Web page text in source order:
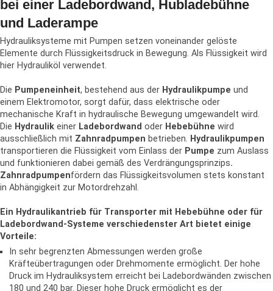
bei einer Ladebordwand, Hubladebühne
und Laderampe
Hydrauliksysteme mit Pumpen setzen voneinander gelöste
Elemente durch Flüssigkeitsdruck in Bewegung. Als Flüssigkeit wird
hier Hydrauliköl verwendet.
Die Pumpeneinheit, bestehend aus der Hydraulikpumpe und
einem Elektromotor, sorgt dafür, dass elektrische oder
mechanische Kraft in hydraulische Bewegung umgewandelt wird.
Die Hydraulik einer Ladebordwand oder Hebebühne wird
ausschließlich mit Zahnradpumpen betrieben. Hydraulikpumpen
transportieren die Flüssigkeit vom Einlass der Pumpe zum Auslass
und funktionieren dabei gemäß des Verdrängungsprinzips.
Zahnradpumpenfördern das Flüssigkeitsvolumen stets konstant
in Abhängigkeit zur Motordrehzahl.
Ein Hydraulikantrieb für Transporter mit Hebebühne oder für
Ladebordwand-Systeme verschiedenster Art bietet einige
Vorteile:
In sehr begrenzten Abmessungen werden große
Kräfteübertragungen oder Drehmomente ermöglicht. Der hohe
Druck im Hydrauliksystem erreicht bei Ladebordwänden zwischen
180 und 240 bar. Dieser hohe Druck ermöglicht es der